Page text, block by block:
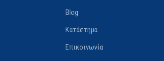
Blog
Κατάστημα
Επικοινωνία